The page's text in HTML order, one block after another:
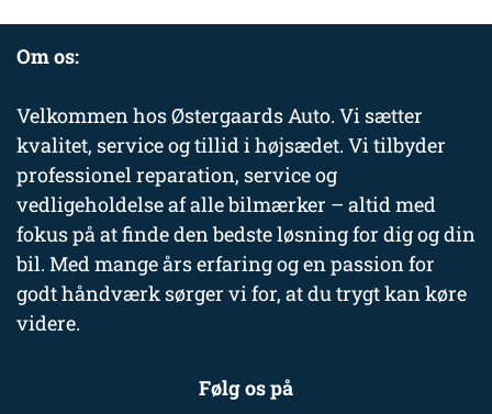
Om os:
Velkommen hos Østergaards Auto. Vi sætter
kvalitet, service og tillid i højsædet. Vi tilbyder
professionel reparation, service og
vedligeholdelse af alle bilmærker – altid med
fokus på at finde den bedste løsning for dig og din
bil. Med mange års erfaring og en passion for
godt håndværk sørger vi for, at du trygt kan køre
videre.
Følg os på